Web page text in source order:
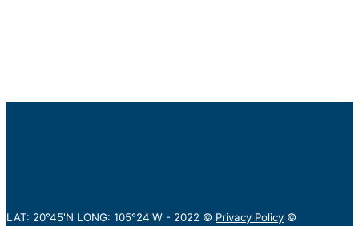
LAT: 20°45'N LONG: 105°24'W - 2022 © Privacy Policy ©